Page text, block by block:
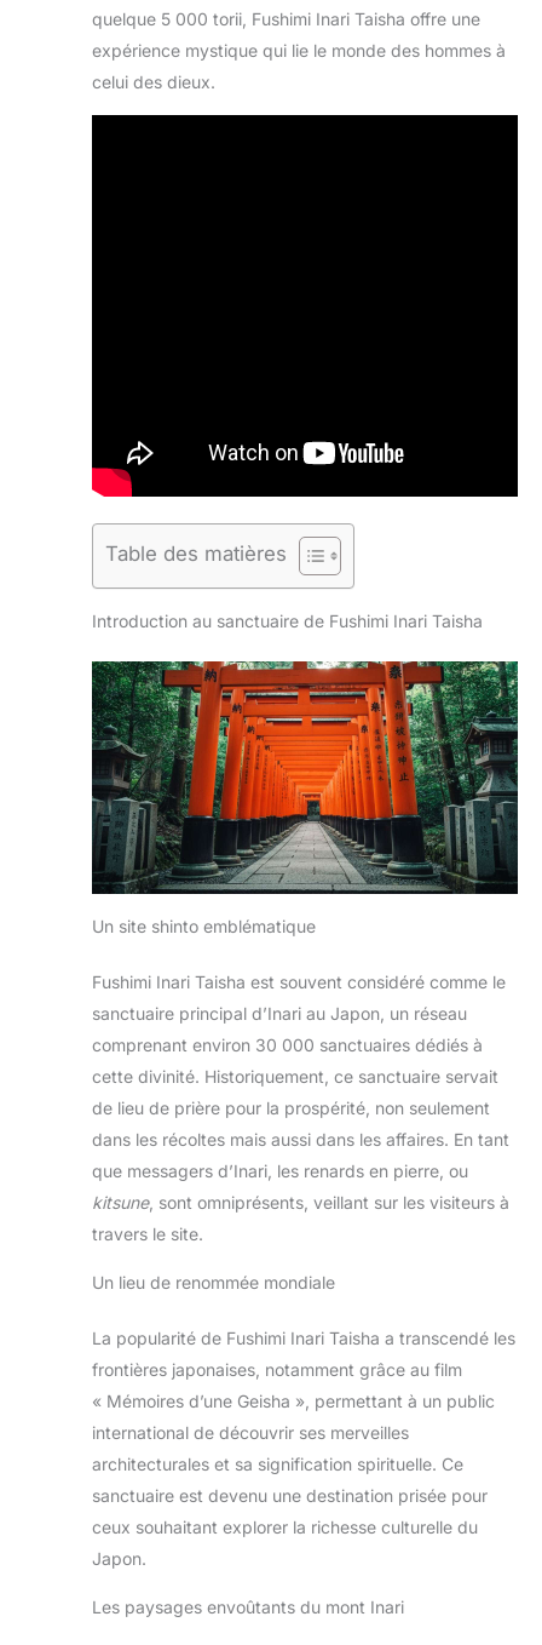
quelque 5 000 torii, Fushimi Inari Taisha offre une
expérience mystique qui lie le monde des hommes à
celui des dieux.
Table des matières
Introduction au sanctuaire de Fushimi Inari Taisha
Un site shinto emblématique
Fushimi Inari Taisha est souvent considéré comme le
sanctuaire principal d’Inari au Japon, un réseau
comprenant environ 30 000 sanctuaires dédiés à
cette divinité. Historiquement, ce sanctuaire servait
de lieu de prière pour la prospérité, non seulement
dans les récoltes mais aussi dans les affaires. En tant
que messagers d’Inari, les renards en pierre, ou
kitsune, sont omniprésents, veillant sur les visiteurs à
travers le site.
Un lieu de renommée mondiale
La popularité de Fushimi Inari Taisha a transcendé les
frontières japonaises, notamment grâce au film
« Mémoires d’une Geisha », permettant à un public
international de découvrir ses merveilles
architecturales et sa signification spirituelle. Ce
sanctuaire est devenu une destination prisée pour
ceux souhaitant explorer la richesse culturelle du
Japon.
Les paysages envoûtants du mont Inari